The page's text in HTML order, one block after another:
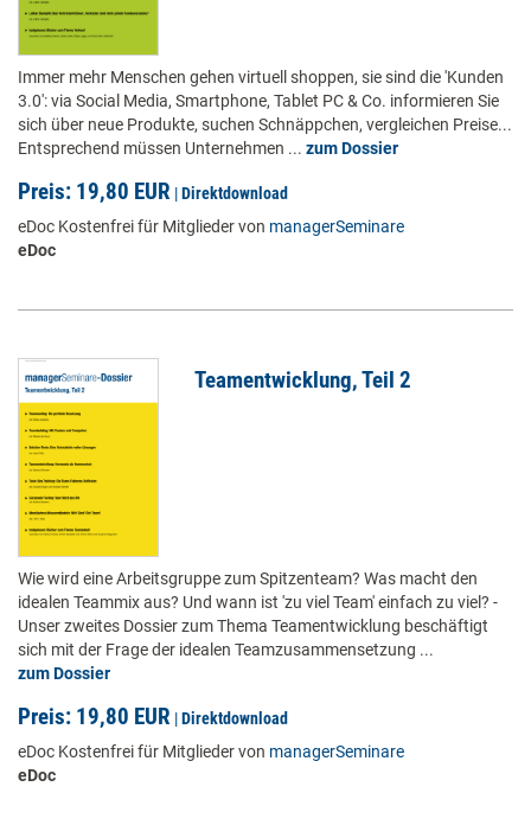
Immer mehr Menschen gehen virtuell shoppen, sie sind die 'Kunden
3.0': via Social Media, Smartphone, Tablet PC & Co. informieren Sie
sich über neue Produkte, suchen Schnäppchen, vergleichen Preise...
Entsprechend müssen Unternehmen ... zum Dossier
Preis: 19,80 EUR |Direktdownload
eDoc Kostenfrei für Mitglieder von managerSeminare
eDoc
Teamentwicklung, Teil 2
Wie wird eine Arbeitsgruppe zum Spitzenteam? Was macht den
idealen Teammix aus? Und wann ist 'zu viel Team' einfach zu viel? -
Unser zweites Dossier zum Thema Teamentwicklung beschäftigt
sich mit der Frage der idealen Teamzusammensetzung ...
zum Dossier
Preis: 19,80 EUR |Direktdownload
eDoc Kostenfrei für Mitglieder von managerSeminare
eDoc